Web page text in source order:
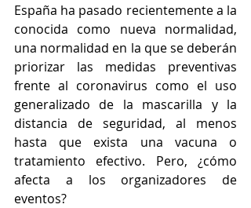
España ha pasado recientemente a la
conocida como nueva normalidad,
una normalidad en la que se deberán
priorizar las medidas preventivas
frente al coronavirus como el uso
generalizado de la mascarilla y la
distancia de seguridad, al menos
hasta que exista una vacuna o
tratamiento efectivo. Pero, ¿cómo
afecta a los organizadores de
eventos?